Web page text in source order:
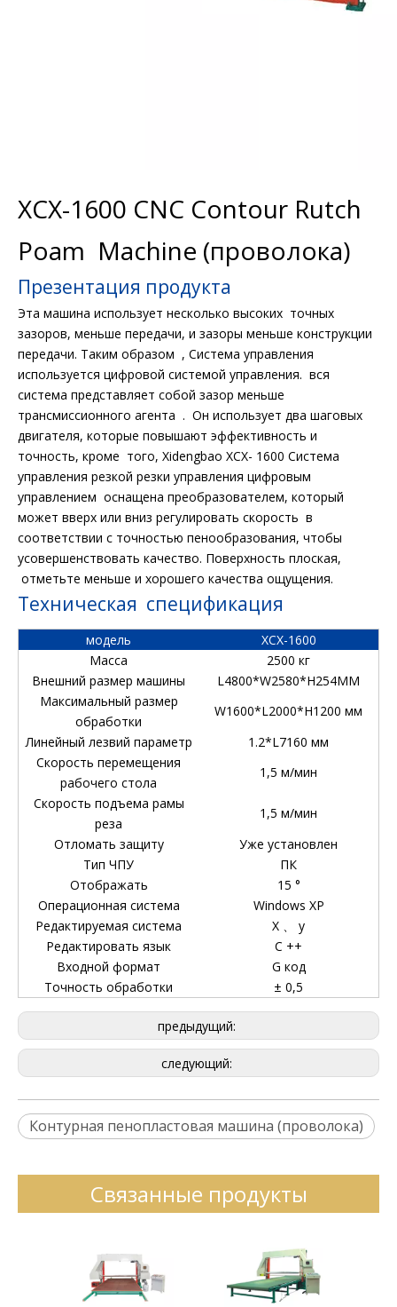
XCX-1600 CNC Contour Rutch
Poam Machine (проволока)
Презентация продукта
Эта машина использует несколько высоких точных
зазоров, меньше передачи, и зазоры меньше конструкции
передачи. Таким образом , Система управления
используется цифровой системой управления. вся
система представляет собой зазор меньше
трансмиссионного агента . Он использует два шаговых
двигателя, которые повышают эффективность и
точность, кроме того, Xidengbao XCX- 1600 Система
управления резкой резки управления цифровым
управлением оснащена преобразователем, который
может вверх или вниз регулировать скорость в
соответствии с точностью пенообразования, чтобы
усовершенствовать качество. Поверхность плоская,
отметьте меньше и хорошего качества ощущения.
Техническая спецификация
модель
XCX-1600
Масса
2500 кг
Внешний размер машины
L4800*W2580*H254MM
Максимальный размер
обработки
W1600*L2000*H1200 мм
Линейный лезвий параметр
1.2*L7160 мм
Скорость перемещения
рабочего стола
1,5 м/мин
Скорость подъема рамы
реза
1,5 м/мин
Отломать защиту
Уже установлен
Тип ЧПУ
ПК
Отображать
15 °
Операционная система
Windows XP
Редактируемая система
X 、 y
Редактировать язык
C ++
Входной формат
G код
Точность обработки
± 0,5
предыдущий:
следующий:
Контурная пенопластовая машина (проволока)
Связанные продукты